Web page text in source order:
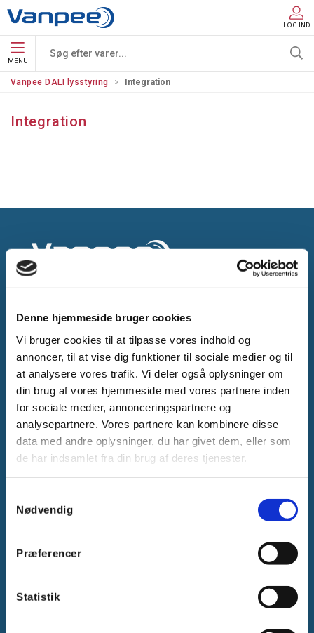
Denne hjemmeside bruger cookies
Vi bruger cookies til at tilpasse vores indhold og
annoncer, til at vise dig funktioner til sociale medier og til
at analysere vores trafik. Vi deler også oplysninger om
din brug af vores hjemmeside med vores partnere inden
for sociale medier, annonceringspartnere og
analysepartnere. Vores partnere kan kombinere disse
data med andre oplysninger, du har givet dem, eller som
de har indsamlet fra din brug af deres tjenester.
Nødvendig
Præferencer
Statistik
LOG IND
MENU
Vanpee DALI lysstyring Integration
Integration
2605 Brøndby, Danmark
CVR: DK-25695801
Tlf.:+45 44 85 90 00
E-mail:info@vanpee.dk
Få hjælp
Support